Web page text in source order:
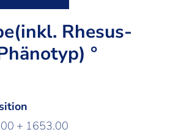
Rhesus-
°
+ 1653.00